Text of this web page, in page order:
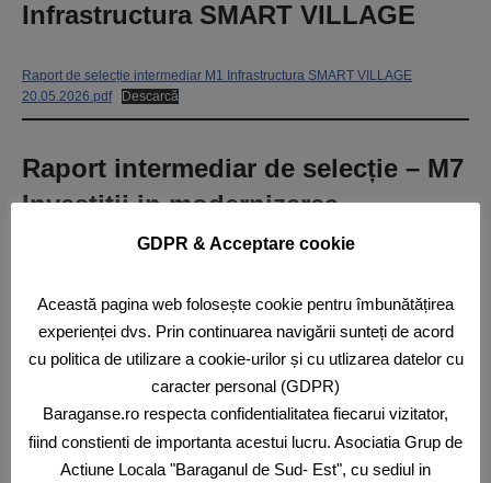
Infrastructura SMART VILLAGE
Raport de selecție intermediar M1 Infrastructura SMART VILLAGE
20.05.2026.pdf
Descarcă
Raport intermediar de selecție – M7
Investitii in modernizarea
agriculturii
Raport de selecție intermediar M7 Investitii in modernizarea agriculturii
20.05.2026
Descarcă
Notă de transofrmare a Raportului
de Selecție Intermediar în Raport
de Selecție Final
GDPR & Acceptare cookie
Această pagina web folosește cookie pentru îmbunătățirea
experienței dvs. Prin continuarea navigării sunteți de acord
cu politica de utilizare a cookie-urilor și cu utlizarea datelor cu
caracter personal (GDPR)
Baraganse.ro respecta confidentialitatea fiecarui vizitator,
fiind constienti de importanta acestui lucru. Asociatia Grup de
Actiune Locala "Baraganul de Sud- Est", cu sediul in